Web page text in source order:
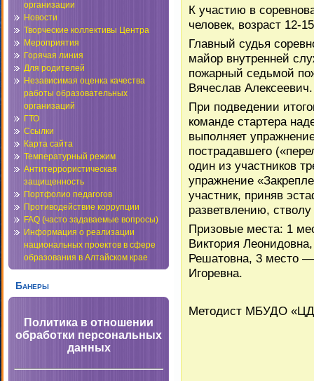
организации
Новости
Творческие коллективы Центра
Мероприятия
Горячая линия
Для родителей
Независимая оценка качества
работы образовательных
организаций
ГТО
Ссылки
Карта сайта
Температурный режим
Антитеррористическая
защищенность
Портфолио педагогов
Противодействие коррупции
FAQ (часто задаваемые вопросы)
Информация о реализации
национальных проектов в сфере
образования в Алтайском крае
Банеры
Политика в отношении
обработки персональных
данных
К участию в
человек, возраст 12-
Главный судья
майор внутренней
пожарный седьмой
Вячеслав Алексеевич.
При подведении
команде стартера
выполняет
пострадавшего
один из участников
упражнение
участник, приняв
разветвлению,
Призовые места: 1
Виктория
Решатовна, 3 место
Игоревна.
Методист МБУДО